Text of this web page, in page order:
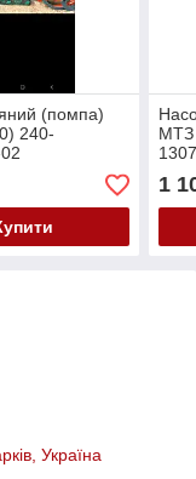
(помпа)
240-
МТЗ
1
Україна